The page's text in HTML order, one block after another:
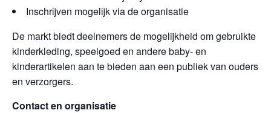
Inschrijven mogelijk via de organisatie
De markt biedt deelnemers de mogelijkheid om gebruikte
kinderkleding, speelgoed en andere baby- en
kinderartikelen aan te bieden aan een publiek van ouders
en verzorgers.
Contact en organisatie